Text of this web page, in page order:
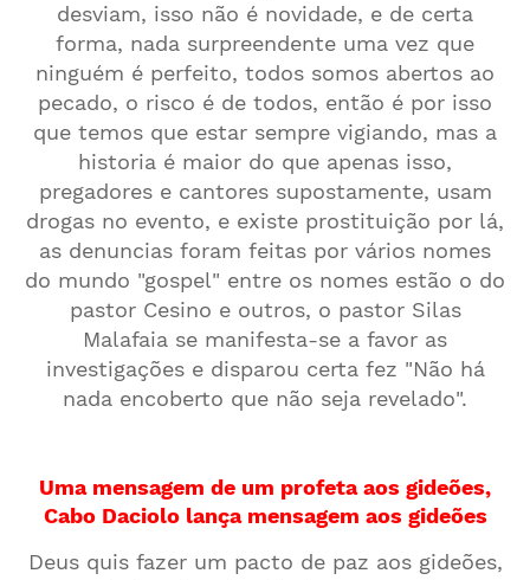
desviam, isso não é novidade, e de certa
forma, nada surpreendente uma vez que
ninguém é perfeito, todos somos abertos ao
pecado, o risco é de todos, então é por isso
que temos que estar sempre vigiando, mas a
historia é maior do que apenas isso,
pregadores e cantores supostamente, usam
drogas no evento, e existe prostituição por lá,
as denuncias foram feitas por vários nomes
do mundo "gospel" entre os nomes estão o do
pastor Cesino e outros, o pastor Silas
Malafaia se manifesta-se a favor as
investigações e disparou certa fez "Não há
nada encoberto que não seja revelado".
Uma mensagem de um profeta aos gideões,
Cabo Daciolo lança mensagem aos gideões
Deus quis fazer um pacto de paz aos gideões,